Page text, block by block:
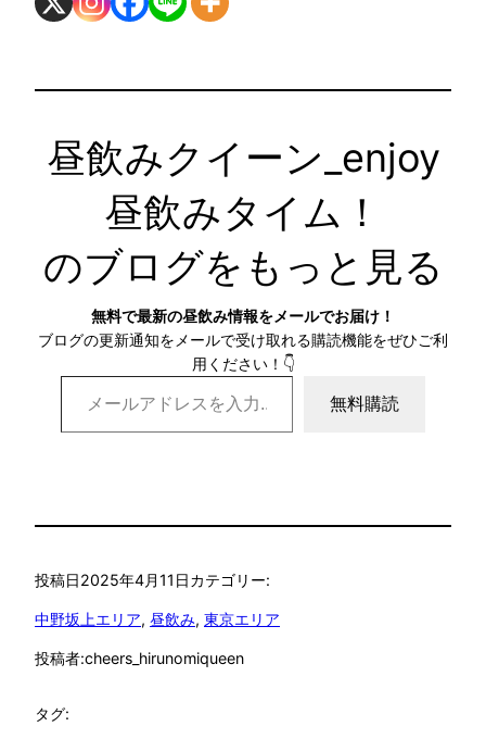
昼飲みクイーン_enjoy
昼飲みタイム！
のブログをもっと見る
無料で最新の昼飲み情報をメールでお届け！
ブログの更新通知をメールで受け取れる購読機能をぜひご利
用ください！👇
メールアドレスを入力…
無料購読
投稿日2025年4月11日カテゴリー:
中野坂上エリア, 昼飲み, 東京エリア
投稿者:cheers_hirunomiqueen
タグ: